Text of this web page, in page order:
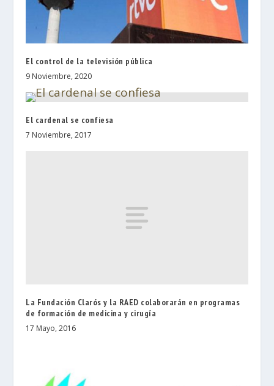
El control de la televisión pública
9 Noviembre, 2020
El cardenal se confiesa
7 Noviembre, 2017
La Fundación Clarós y la RAED colaborarán en programas
de formación de medicina y cirugía
17 Mayo, 2016